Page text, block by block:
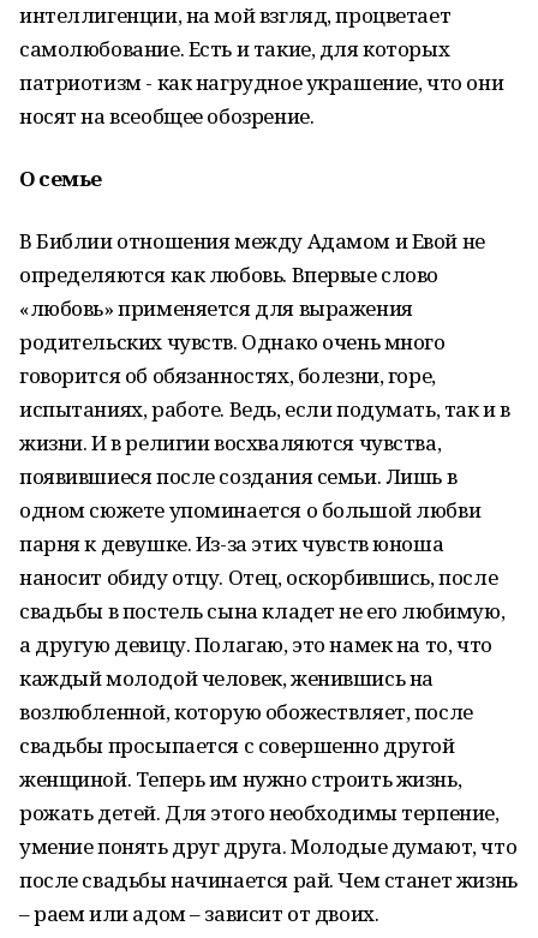
интеллигенции, на мой взгляд, процветает
самолюбование. Есть и такие, для которых
патриотизм - как наг­рудное украшение, что они
носят на всеобщее обозрение.
О семье
В Библии отношения между Адамом и Евой не
определяются как любовь. Впервые слово
«любовь» применяется для выражения
родительских чувств. Однако очень много
говорится об обязанностях, болезни, горе,
испытаниях, работе. Ведь, если подумать, так и в
жизни. И в религии восхваляются чувства,
появившиеся после создания семьи. Лишь в
одном сюжете упоминается о большой любви
парня к девушке. Из-за этих чувств юноша
наносит обиду отцу. Отец, оскорбившись, после
свадьбы в постель сына кладет не его любимую,
а другую девицу. Полагаю, это намек на то, что
каждый молодой человек, женившись на
возлюбленной, ко­торую обожествляет, после
свадьбы просыпается с совершенно другой
женщиной. Теперь им нужно строить жизнь,
рожать детей. Для этого необходимы терпение,
умение понять друг друга. Молодые думают, что
после свадьбы начинается рай. Чем станет жизнь
– раем или адом – зависит от двоих.